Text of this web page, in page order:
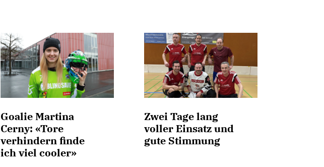
Goalie Martina
Cerny: «Tore
verhindern finde
ich viel cooler»
Zwei Tage lang
voller Einsatz und
gute Stimmung